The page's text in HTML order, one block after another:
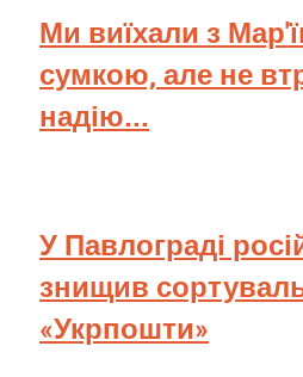
Ми виїхали з
сумкою, але не
надію...
У Павлограді
знищив
«Укрпошти»